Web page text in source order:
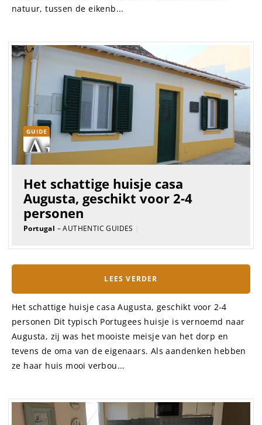
natuur, tussen de eikenb...
GUIDE
Het schattige huisje casa
Augusta, geschikt voor 2-4
personen
Portugal – AUTHENTIC GUIDES |
LEES VERDER
Het schattige huisje casa Augusta, geschikt voor 2-4
personen Dit typisch Portugees huisje is vernoemd naar
Augusta, zij was het mooiste meisje van het dorp en
tevens de oma van de eigenaars. Als aandenken hebben
ze haar huis mooi verbou...